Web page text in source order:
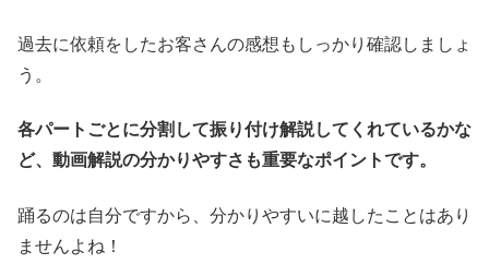
過去に依頼をしたお客さんの感想もしっかり確認しましょ
う。
各パートごとに分割して振り付け解説してくれているかな
ど、動画解説の分かりやすさも重要なポイントです。
踊るのは自分ですから、分かりやすいに越したことはあり
ませんよね！